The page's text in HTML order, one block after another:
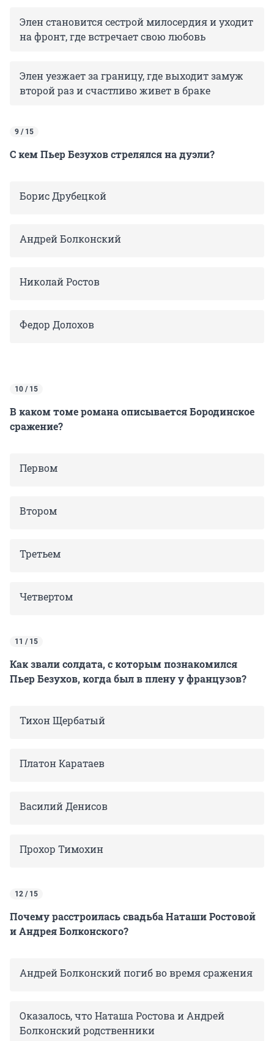
Элен становится сестрой милосердия и уходит
на фронт, где встречает свою любовь
Элен уезжает за границу, где выходит замуж
второй раз и счастливо живет в браке
9 / 15
С кем Пьер Безухов стрелялся на дуэли?
Борис Друбецкой
Андрей Болконский
Николай Ростов
Федор Долохов
10 / 15
В каком томе романа описывается Бородинское
сражение?
Первом
Втором
Третьем
Четвертом
11 / 15
Как звали солдата, с которым познакомился
Пьер Безухов, когда был в плену у французов?
Тихон Щербатый
Платон Каратаев
Василий Денисов
Прохор Тимохин
12 / 15
Почему расстроилась свадьба Наташи Ростовой
и Андрея Болконского?
Андрей Болконский погиб во время сражения
Оказалось, что Наташа Ростова и Андрей
Болконский родственники